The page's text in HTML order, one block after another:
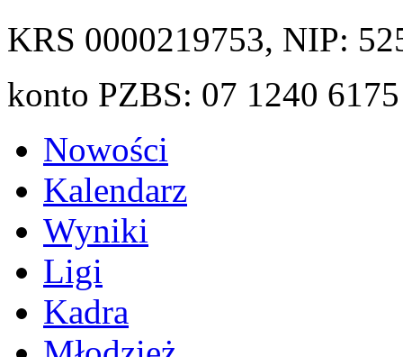
KRS 0000219753, NIP:
konto PZBS: 07 1240
Nowości
Kalendarz
Wyniki
Ligi
Kadra